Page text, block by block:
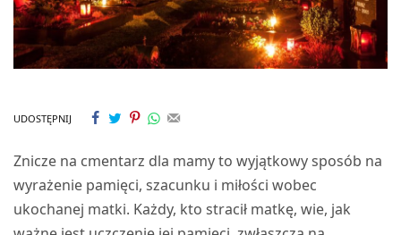
UDOSTĘPNIJ
Znicze na cmentarz dla mamy to wyjątkowy sposób na
wyrażenie pamięci, szacunku i miłości wobec
ukochanej matki. Każdy, kto stracił matkę, wie, jak